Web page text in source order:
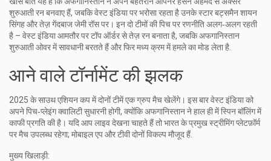
शुरुआती रन बनवाए हैं, जबकि वेस्ट इंडिया पर भरोसा रहता है उनके स्टार बट्समैन शायन
सिंगह और तेज़ गेंदबाज जेमी रॉस पर। इन दो टीमों की पिच पर रणनीति अलग‑अलग रहती
है – वेस्ट इंडिया आमतौर पर टॉप ऑर्डर से तेज़ रन बनाता है, जबकि अफगानिस्तान
शुरुआती ओवर में सावधानी बरतते हैं और फिर मध्य क्रम में हमले का मोड लेता है.
आने वाले टॉर्नामेंट की झलक
2025 के साउथ एशियन कप में दोनों टीमें एक ग्रुप मैच खेलेंगे। इस बार वेस्ट इंडिया को
अपने पिच‑प्लेइंग क्वालिटी सुधारनी होगी, क्योंकि अफगानिस्तान ने हाल ही में स्पिन बॉलिंग में
काफी प्रगति की है। यदि आप लाइव देखना चाहते हैं तो भारत के प्रमुख स्ट्रीमिंग प्लेटफ़ॉर्म
पर मैच उपलब्ध रहेगा; मोबाइल एप और टीवी दोनों विकल्प मौजूद हैं.
मुख्य खिलाड़ी: